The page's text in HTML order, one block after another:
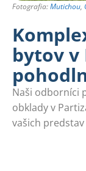
Fotografia:Mutichou,
bytov v
Naši odborníci
obklady v
vašich